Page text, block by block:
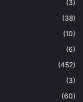
(3)
(38)
(10)
(6)
(452)
(3)
(60)